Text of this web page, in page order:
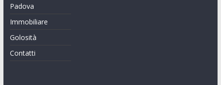
Padova
Immobiliare
Golosità
Contatti